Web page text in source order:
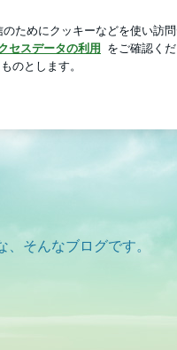
ログ
そんなブログです。